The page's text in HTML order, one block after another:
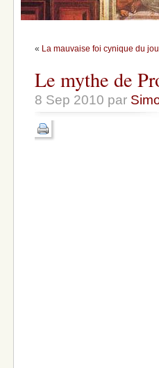
« La mauvaise foi cynique du
Le mythe de
8 Sep 2010 par